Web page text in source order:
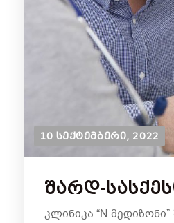
10 ᲡᲔᲥᲢᲔᲛᲑᲔᲠᲘ, 2022
Შარდ-
კლინიკა “N